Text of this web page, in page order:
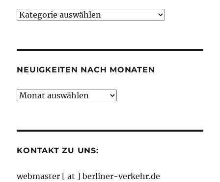
Neuigkeiten
NEUIGKEITEN NACH MONATEN
Neuigkeiten
KONTAKT ZU UNS:
webmaster [ at ] berliner-verkehr.de